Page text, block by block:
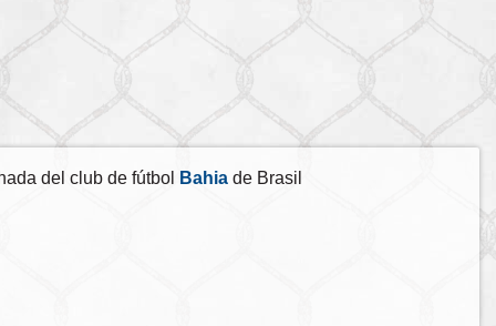
del club de fútbol Bahia de Brasil